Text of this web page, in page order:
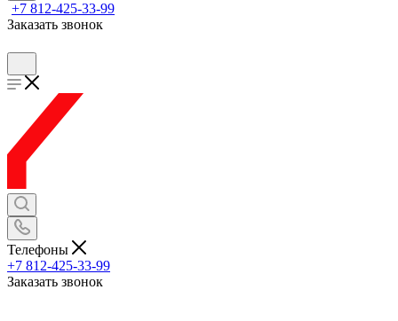
+7 812-425-33-99
Заказать звонок
Телефоны
+7 812-425-33-99
Заказать звонок